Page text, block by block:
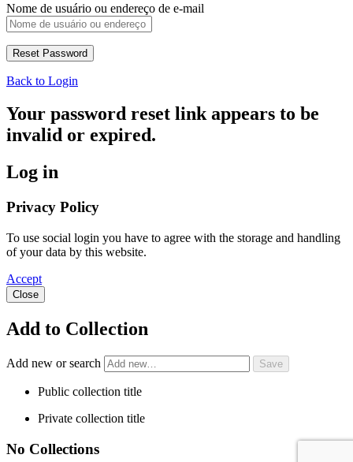
Nome de usuário ou endereço de e-mail
Back to Login
Your password reset link appears to be
invalid or expired.
Log in
Privacy Policy
To use social login you have to agree with the storage and handling
of your data by this website.
Accept
Close
Add to Collection
Add new or search
Public collection title
Private collection title
No Collections